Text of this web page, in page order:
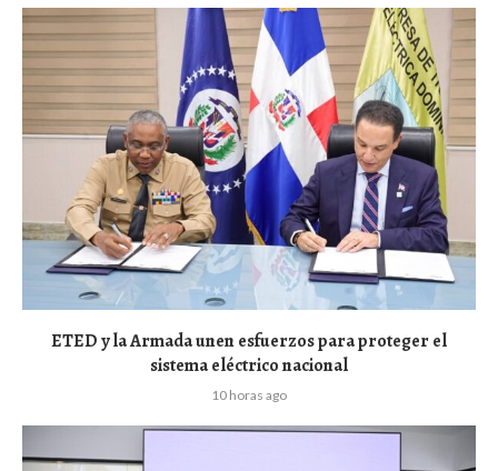
ETED y la Armada unen esfuerzos para proteger el
sistema eléctrico nacional
10 horas ago